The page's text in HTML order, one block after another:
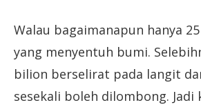
Walau bagaimanapun hanya
yang menyentuh bumi.
bilion berselirat pada langit
sesekali boleh dilombong. Jadi